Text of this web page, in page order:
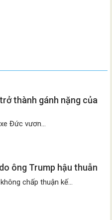
thành gánh nặng của
Đức vươn...
ông Trump hậu thuẫn
chấp thuận kế...